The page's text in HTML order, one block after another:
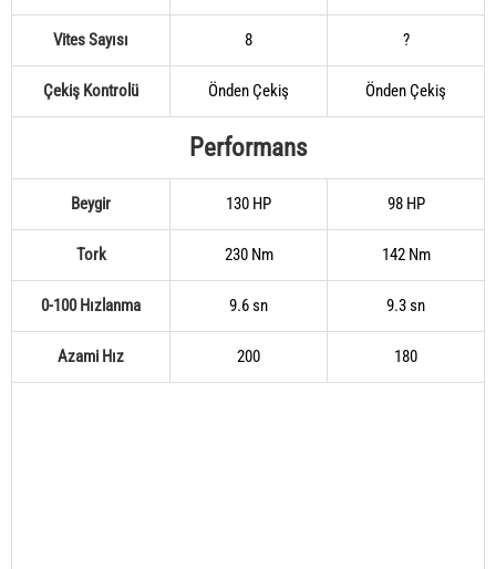
Vites Sayısı 8 ?
Çekiş Kontrolü Önden Çekiş Önden Çekiş
Performans
Beygir 130 HP 98 HP
Tork 230 Nm 142 Nm
0-100 Hızlanma 9.6 sn 9.3 sn
Azami Hız 200 180